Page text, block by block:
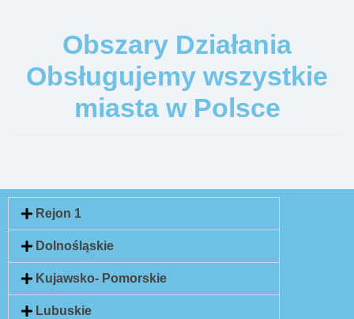
Obszary Działania
Obsługujemy wszystkie
miasta w Polsce
Rejon 1
Dolnośląskie
Kujawsko- Pomorskie
Lubuskie